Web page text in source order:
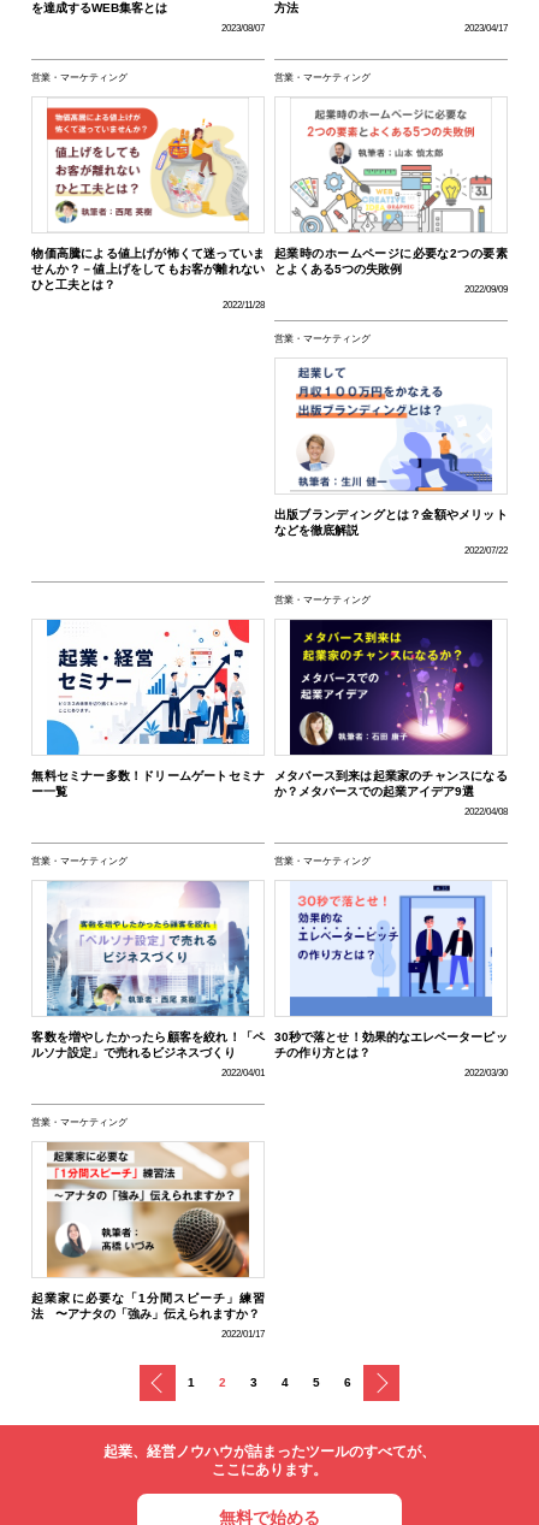
を達成するWEB集客とは
2023/08/07
方法
2023/04/17
営業・マーケティング
物価高騰による値上げが怖くて迷っていま
せんか？－値上げをしてもお客が離れない
ひと工夫とは？
2022/11/28
営業・マーケティング
起業時のホームページに必要な2つの要素
とよくある5つの失敗例
2022/09/09
営業・マーケティング
出版ブランディングとは？金額やメリット
などを徹底解説
2022/07/22
無料セミナー多数！ドリームゲートセミナ
ー一覧
営業・マーケティング
メタバース到来は起業家のチャンスになる
か？メタバースでの起業アイデア9選
2022/04/08
営業・マーケティング
客数を増やしたかったら顧客を絞れ！「ペ
ルソナ設定」で売れるビジネスづくり
2022/04/01
営業・マーケティング
30秒で落とせ！効果的なエレベーターピッ
チの作り方とは？
2022/03/30
営業・マーケティング
起業家に必要な「1分間スピーチ」練習
法 〜アナタの「強み」伝えられますか？
2022/01/17
戻る
1 2 3 4 5 6
起業、経営ノウハウが詰まったツールのすべてが、
ここにあります。
無料で始める